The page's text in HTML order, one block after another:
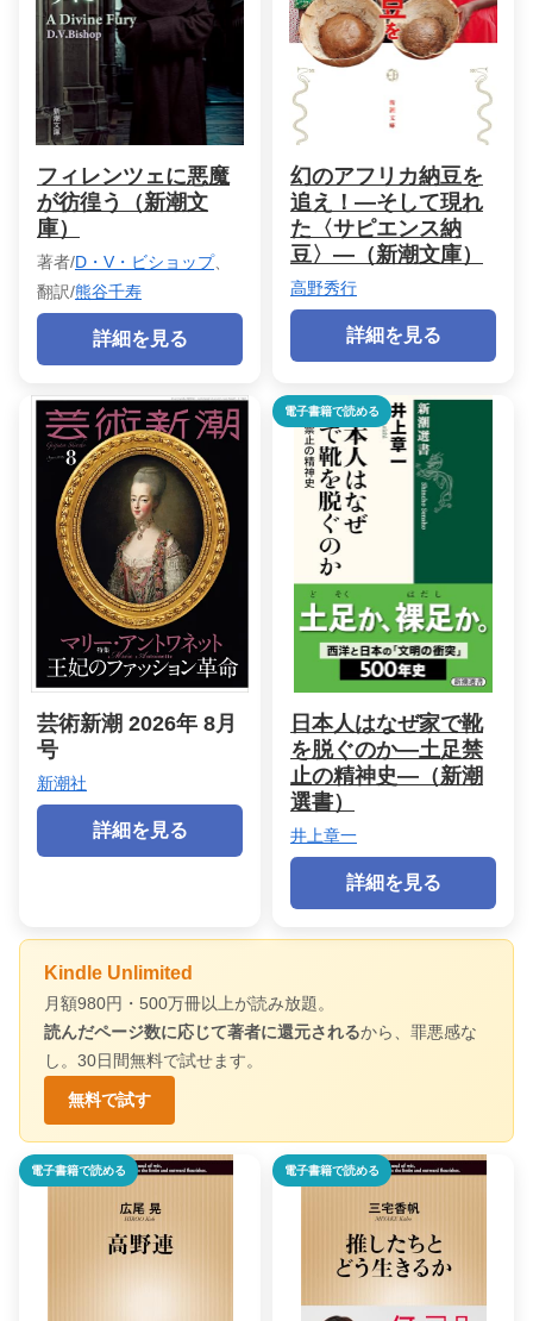
フィレンツェに悪魔
が彷徨う（新潮文
庫）
著者/D・V・ビショップ、
翻訳/熊谷千寿
詳細を見る
幻のアフリカ納豆を
追え！―そして現れ
た〈サピエンス納
豆〉―（新潮文庫）
高野秀行
詳細を見る
芸術新潮 2026年 8月
号
新潮社
詳細を見る
電子書籍で読める
日本人はなぜ家で靴
を脱ぐのか―土足禁
止の精神史―（新潮
選書）
井上章一
詳細を見る
Kindle Unlimited
月額980円・500万冊以上が読み放題。
読んだページ数に応じて著者に還元されるから、罪悪感な
し。30日間無料で試せます。
無料で試す
電子書籍で読める 電子書籍で読める